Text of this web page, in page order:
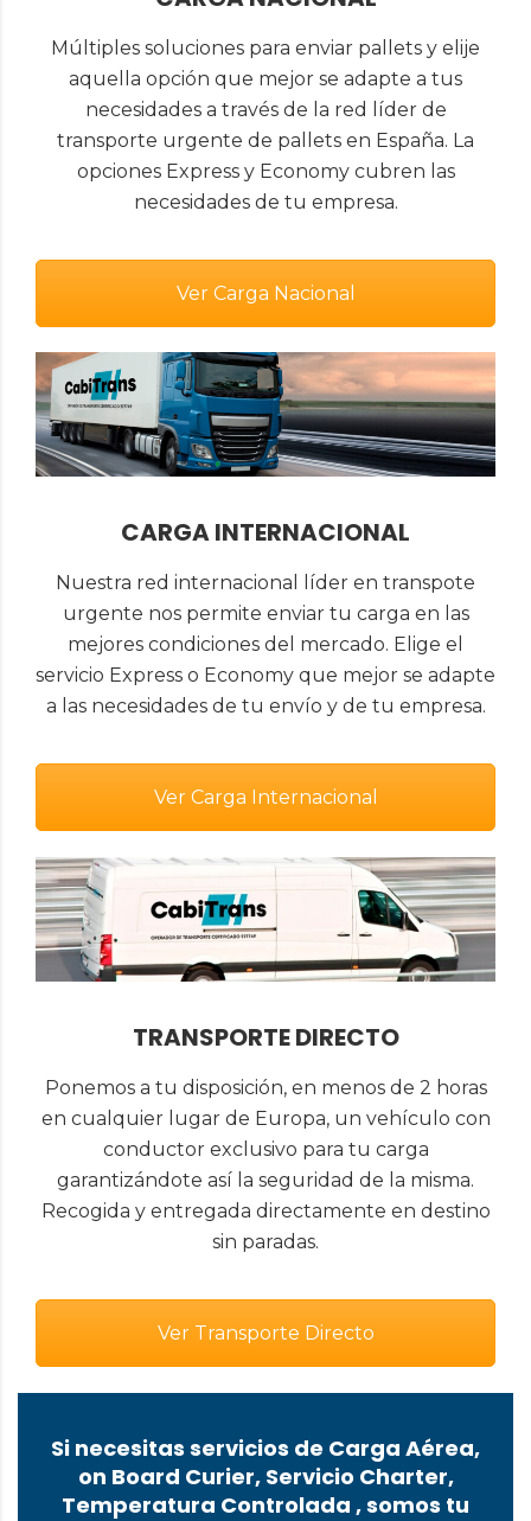
Múltiples soluciones para enviar pallets y elije
aquella opción que mejor se adapte a tus
necesidades a través de la red líder de
transporte urgente de pallets en España. La
opciones Express y Economy cubren las
necesidades de tu empresa.
Ver Carga Nacional
CARGA INTERNACIONAL
Nuestra red internacional líder en transpote
urgente nos permite enviar tu carga en las
mejores condiciones del mercado. Elige el
servicio Express o Economy que mejor se adapte
a las necesidades de tu envío y de tu empresa.
Ver Carga Internacional
TRANSPORTE DIRECTO
Ponemos a tu disposición, en menos de 2 horas
en cualquier lugar de Europa, un vehículo con
conductor exclusivo para tu carga
garantizándote así la seguridad de la misma.
Recogida y entregada directamente en destino
sin paradas.
Ver Transporte Directo
Si necesitas servicios de Carga Aérea,
on Board Curier, Servicio Charter,
Temperatura Controlada , somos tu